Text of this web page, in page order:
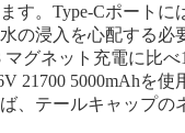
す。Type-Cポート
の浸入を心配する必
グネット充電に比べ
21700 5000mAhを
、テールキャップの